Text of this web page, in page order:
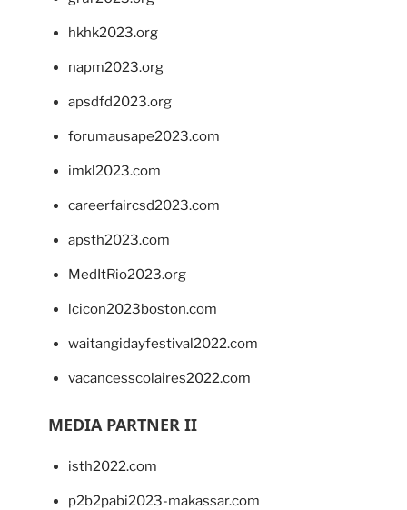
hkhk2023.org
napm2023.org
apsdfd2023.org
forumausape2023.com
imkl2023.com
careerfaircsd2023.com
apsth2023.com
MedItRio2023.org
lcicon2023boston.com
waitangidayfestival2022.com
vacancesscolaires2022.com
MEDIA PARTNER II
isth2022.com
p2b2pabi2023-makassar.com